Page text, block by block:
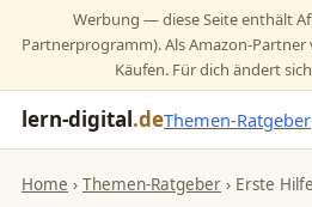
Werbung — diese Seite enthält
Partnerprogramm). Als Amazon-
Käufen. Für dich ändert
lern-digital.deThemen-Ratgeber
Home › Themen-Ratgeber › Erste